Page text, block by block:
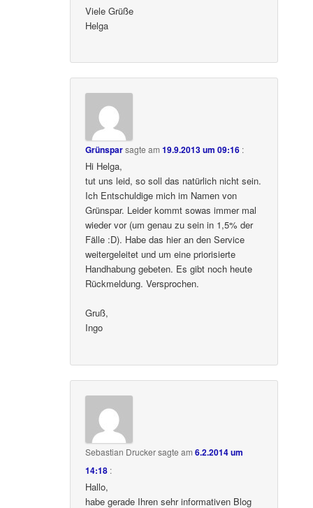
Viele Grüße
Helga
Grünsparsagte am19.9.2013 um 09:16 :
Hi Helga,
tut uns leid, so soll das natürlich nicht sein.
Ich Entschuldige mich im Namen von
Grünspar. Leider kommt sowas immer mal
wieder vor (um genau zu sein in 1,5% der
Fälle :D). Habe das hier an den Service
weitergeleitet und um eine priorisierte
Handhabung gebeten. Es gibt noch heute
Rückmeldung. Versprochen.
Gruß,
Ingo
Sebastian Druckersagte am6.2.2014 um
14:18 :
Hallo,
habe gerade Ihren sehr informativen Blog